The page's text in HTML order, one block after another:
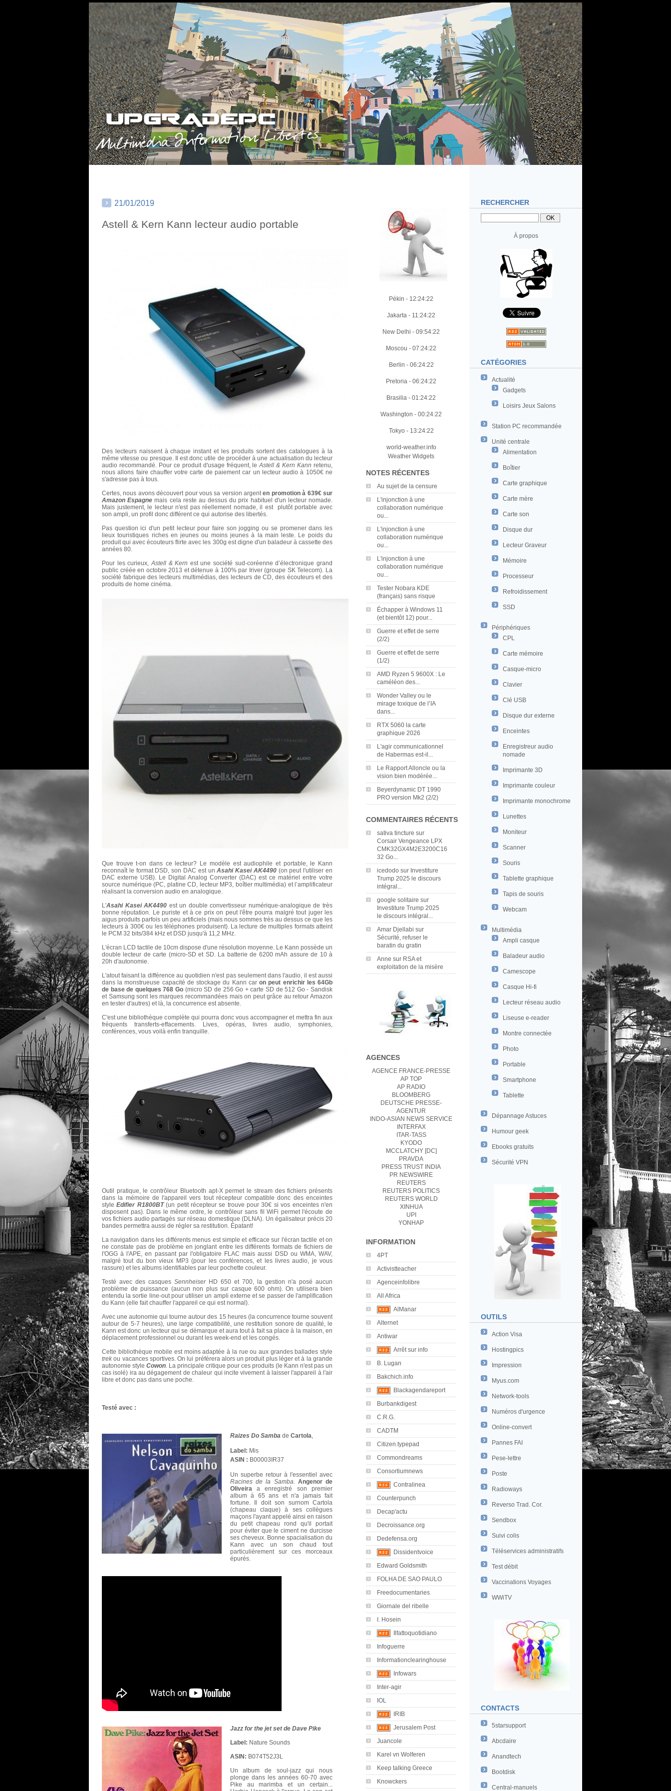
RECHERCHER
À propos
CATÉGORIES
Actualité
Gadgets
Loisirs Jeux Salons
Station PC recommandée
Unité centrale
Alimentation
Boîtier
Carte graphique
Carte mère
Carte son
Disque dur
Lecteur Graveur
Mémoire
Processeur
Refroidissement
SSD
Périphériques
CPL
Carte mémoire
Casque-micro
Clavier
Clé USB
Disque dur externe
Enceintes
Enregistreur audio
nomade
Imprimante 3D
Imprimante couleur
Imprimante monochrome
Lunettes
Moniteur
Scanner
Souris
Tablette graphique
Tapis de souris
Webcam
Multimédia
Ampli casque
Baladeur audio
Camescope
Casque Hi-fi
Lecteur réseau audio
Liseuse e-reader
Montre connectée
Photo
Portable
Smartphone
Tablette
Dépannage Astuces
Humour geek
Ebooks gratuits
Sécurité VPN
OUTILS
Action Visa
Hostingpics
Impression
Myus.com
Network-tools
Numéros d'urgence
Online-convert
Pannes FAI
Pese-lettre
Poste
Radioways
Reverso Trad. Cor.
Sendbox
Suivi colis
Téléservices administratifs
Test débit
Vaccinations Voyages
WWiTV
CONTACTS
5starsupport
Abcdaire
Anandtech
Bootdisk
Central-manuels
Pékin - 12:24:23
Jakarta - 11:24:23
New Delhi - 09:54:23
Moscou - 07:24:23
Berlin - 06:24:23
Pretoria - 06:24:23
Brasilia - 01:24:23
Washington - 00:24:23
Tokyo - 13:24:23
world-weather.info
Weather Widgets
NOTES RÉCENTES
Au sujet de la censure
L'injonction à une
collaboration numérique
ou...
L'injonction à une
collaboration numérique
ou...
L'injonction à une
collaboration numérique
ou...
Tester Nobara KDE
(français) sans risque
Échapper à Windows 11
(et bientôt 12) pour...
Guerre et effet de serre
(2/2)
Guerre et effet de serre
(1/2)
AMD Ryzen 5 9600X : Le
caméléon des...
Wonder Valley ou le
mirage toxique de l’IA
dans...
RTX 5060 la carte
graphique 2026
L'agir communicationnel
de Habermas est-il...
Le Rapport Alloncle ou la
vision bien modérée...
Beyerdynamic DT 1990
PRO version Mk2 (2/2)
COMMENTAIRES RÉCENTS
sativa tincture sur
Corsair Vengeance LPX
CMK32GX4M2E3200C16
32 Go...
icedodo sur Investiture
Trump 2025 le discours
intégral...
google solitaire sur
Investiture Trump 2025
le discours intégral...
Amar Djellabi sur
Sécurité, refuser le
baratin du gratin
Anne sur RSA et
exploitation de la misère
AGENCES
AGENCE FRANCE-PRESSE
AP TOP
AP RADIO
BLOOMBERG
DEUTSCHE PRESSE-
AGENTUR
INDO-ASIAN NEWS SERVICE
INTERFAX
ITAR-TASS
KYODO
MCCLATCHY [DC]
PRAVDA
PRESS TRUST INDIA
PR NEWSWIRE
REUTERS
REUTERS POLITICS
REUTERS WORLD
XINHUA
UPI
YONHAP
INFORMATION
4PT
Activistteacher
Agenceinfolibre
All Africa
AlManar
Alternet
Antiwar
Arrêt sur info
B. Lugan
Bakchich.info
Blackagendareport
Burbankdigest
C.R.G.
CADTM
Citizen.typepad
Commondreams
Consortiumnews
Contralinea
Counterpunch
Decap'actu
Decroissance.org
Dedefensa.org
Dissidentvoice
Edward Goldsmith
FOLHA DE SAO PAULO
Freedocumentaries
Giornale del ribelle
I. Hosein
Ilfattoquotidiano
Infoguerre
Informationclearinghouse
Infowars
Inter-agir
IOL
IRIB
Jerusalem Post
Juancole
Karel vn Wolferen
Keep talking Greece
Knowckers
21/01/2019
Astell & Kern Kann lecteur audio portable
Des lecteurs naissent à chaque instant et les produits sortent des catalogues à la
même vitesse ou presque. Il est donc utile de procéder à une actualisation du lecteur
audio recommandé. Pour ce produit d'usage fréquent, leAstell & Kern Kannretenu,
nous allons faire chauffer votre carte de paiement car un lecteur audio à 1050€ ne
s'adresse pas à tous.
Certes, nous avons découvert pour vous sa version argenten promotion à 639€ sur
Amazon Espagne mais cela reste au dessus du prix habituel d'un lecteur nomade.
Mais justement, le lecteur n'est pas réellement nomade, il est plutôt portable avec
son ampli, un profil donc différent ce qui autorise des libertés.
Pas question ici d'un petit lecteur pour faire son jogging ou se promener dans les
lieux touristiques riches en jeunes ou moins jeunes à la main leste. Le poids du
produit qui avec écouteurs flirte avec les 300g est digne d'un baladeur à cassette des
années 80.
Pour les curieux, Astell & Kern est une société sud-coréenne d’électronique grand
public créée en octobre 2013 et détenue à 100% par Iriver (groupe SK Telecom). La
société fabrique des lecteurs multimédias, des lecteurs de CD, des écouteurs et des
produits de home cinéma.
Que trouve t-on dans ce lecteur? Le modèle est audiophile et portable, le Kann
reconnaît le format DSD, son DAC est unAsahi Kasei AK4490 (on peut l'utiliser en
DAC externe USB). Le Digital Analog Converter (DAC) est ce matériel entre votre
source numérique (PC, platine CD, lecteur MP3, boîtier multimédia) et l’amplificateur
réalisant la conversion audio en analogique.
L'Asahi Kasei AK4490 est un double convertisseur numérique-analogique de très
bonne réputation. Le puriste et à ce prix on peut l'être pourra malgré tout juger les
aigus produits parfois un peu artificiels (mais nous sommes très au dessus ce que les
lecteurs à 300€ ou les téléphones produisent). La lecture de multiples formats atteint
le PCM 32 bits/384 kHz et DSD jusqu'à 11,2 MHz.
L'écran LCD tactile de 10cm dispose d'une résolution moyenne. Le Kann possède un
double lecteur de carte (micro-SD et SD. La batterie de 6200 mAh assure de 10 à
20h d'autonomie.
L'atout faisant la différence au quotidien n'est pas seulement dans l'audio, il est aussi
dans la monstrueuse capacité de stockage du Kann caron peut enrichir les 64Gb
de base de quelques 768 Go (micro SD de 256 Go + carte SD de 512 Go - Sandisk
et Samsung sont les marques recommandées mais on peut grâce au retour Amazon
en tester d'autres) et là, la concurrence est absente.
C'est une bibliothèque complète qui pourra donc vous accompagner et mettra fin aux
fréquents transferts-effacements. Lives, opéras, livres audio, symphonies,
conférences, vous voilà enfin tranquille.
Outil pratique, le contrôleur Bluetooth apt-X permet le stream des fichiers présents
dans la mémoire de l'appareil vers tout récepteur compatible donc des enceintes
styleEdifier R1800BT(un petit récepteur se trouve pour 30€ si vos enceintes n'en
disposent pas). Dans le même ordre, le contrôleur sans fil WiFi permet l'écoute de
vos fichiers audio partagés sur réseau domestique (DLNA). Un égalisateur précis 20
bandes permettra aussi de régler sa restitution. Épatant!
La navigation dans les différents menus est simple et efficace sur l'écran tactile et on
ne constate pas de problème en jonglant entre les différents formats de fichiers de
l'OGG à l'APE, en passant par l'obligatoire FLAC mais aussi DSD ou WMA, WAV,
malgré tout du bon vieux MP3 (pour les conférences, et les livres audio, je vous
rassure) et les albums identifiables par leur pochette couleur.
Testé avec des casques SennheiserHD 650 et 700, la gestion n'a posé aucun
problème de puissance (aucun non plus sur casque 600 ohm). On utilisera bien
entendu la sortie line-out pour utiliser un ampli externe et se passer de l'amplification
du Kann (elle fait chauffer l'appareil ce qui est normal).
Avec une autonomie qui tourne autour des 15 heures (la concurrence tourne souvent
autour de 5-7 heures), une large compatibilité, une restitution sonore de qualité, le
Kann est donc un lecteur qui se démarque et aura tout à fait sa place à la maison, en
déplacement professionnel ou durant les week-end et les congés.
Cette bibliothèque mobile est moins adaptée à la rue ou aux grandes ballades style
trek ou vacances sportives. On lui préférera alors un produit plus léger et à la grande
autonomie style Cowon. La principale critique pour ces produits (le Kann n'est pas un
cas isolé) ira au dégagement de chaleur qui incite vivement à laisser l'appareil à l'air
libre et donc pas dans une poche.
Testé avec :
Raizes Do Sambade Cartola,
Label: Mis
ASIN : B00003IR37
Un superbe retour à l'essentiel avec
Racines de la Samba. Angenor de
Oliveiraa enregistré son premier
album à 65 ans et n'a jamais fait
fortune. Il doit son surnom Cartola
(chapeau claque) à ses collègues
maçons l'ayant appelé ainsi en raison
du petit chapeau rond qu'il portait
pour éviter que le ciment ne durcisse
ses cheveux. Bonne spacialisation du
Kann avec un son chaud tout
particulièrement sur ces morceaux
épurés.
Jazz for the jet set de Dave Pike
Label: Nature Sounds
ASIN: B074T52J3L
Un album de soul-jazz qui nous
plonge dans les années 60-70 avec
Pike au marimba et un certain...